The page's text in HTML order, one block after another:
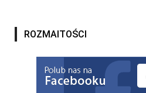
ROZMAITOŚCI